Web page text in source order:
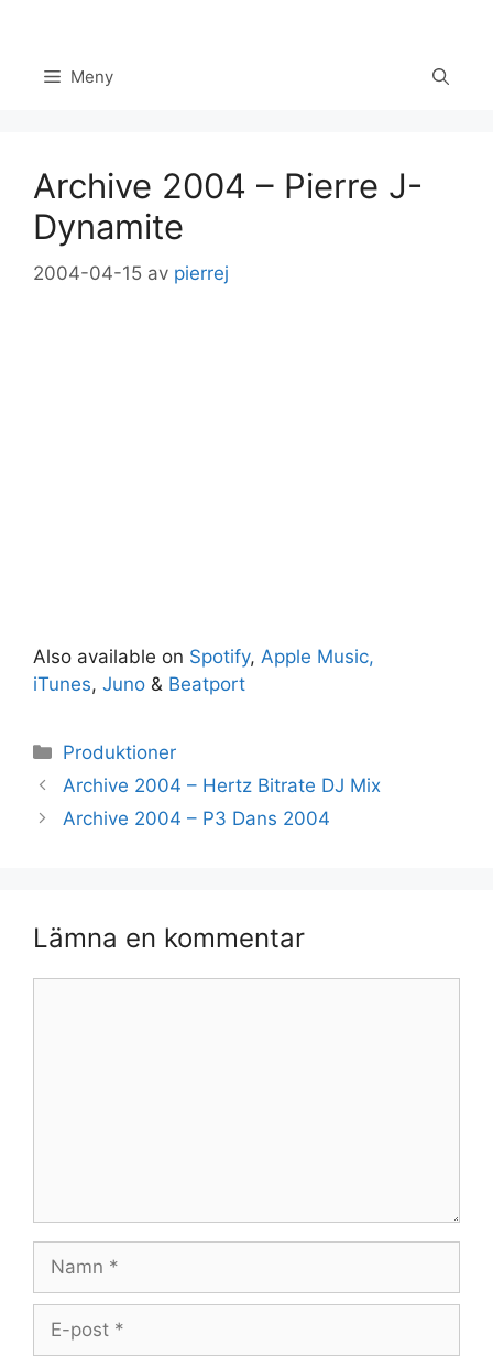
innehåll Meny
Archive 2004 – Pierre J-
Dynamite
2004-04-15 av pierrej
Also available on Spotify, Apple Music,
iTunes, Juno & Beatport
Kategorier
Produktioner
Archive 2004 – Hertz Bitrate DJ Mix
Archive 2004 – P3 Dans 2004
Lämna en kommentar
post